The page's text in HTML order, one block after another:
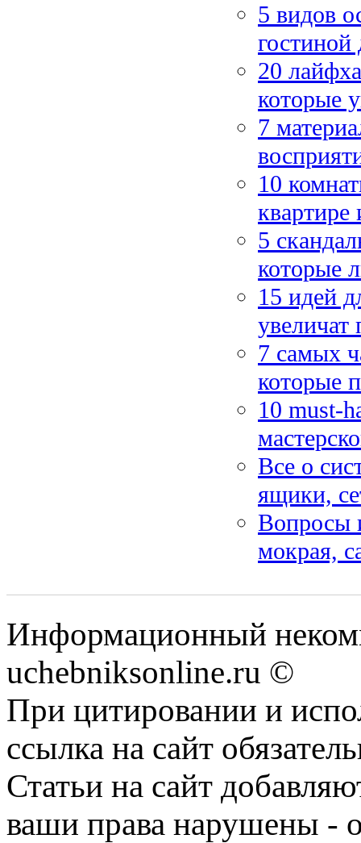
5 видов
гостиной
20
которые
7
10
квартире
5
которые
15 идей
увеличат
7 самых
которые
10 must-
Все о
ящики,
Вопросы
мокрая,
Информационный
uchebniksonline.ru ©
При цитировании и
ссылка на сайт
Статьи на сайт
ваши права нарушены -